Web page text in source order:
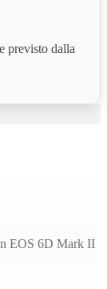
previsto dalla
EOS 6D Mark II